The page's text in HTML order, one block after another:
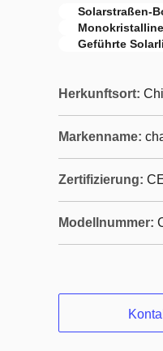
Solarstraßen-
Geführte
Herkunftsort:
Markenname:
Zertifizierung:
Modellnummer: